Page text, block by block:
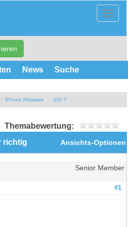
News Suche
iPhone Firmware iOS 7
Themabewertung:
Ansichts-Optionen
richtig
Senior Member
#1